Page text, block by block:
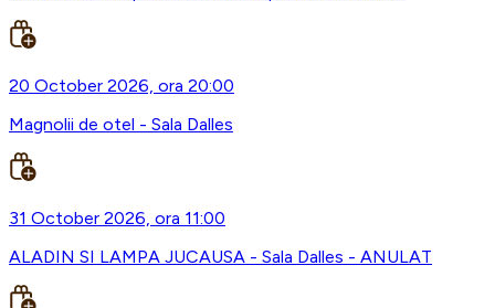
20 October 2026, ora 20:00
Magnolii de otel - Sala Dalles
31 October 2026, ora 11:00
ALADIN SI LAMPA JUCAUSA - Sala Dalles - ANULAT